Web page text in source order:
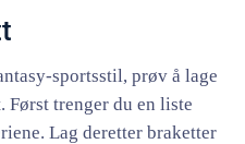
sportsstil, prøv å lage
trenger du en liste
Lag deretter braketter